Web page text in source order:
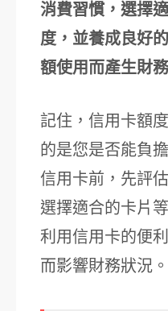
消費習慣，選擇
度，並養成良好
額使用而產生財
記住，信用卡額
的是您是否能負
信用卡前，先評
選擇適合的卡片
利用信用卡的便
而影響財務狀況。